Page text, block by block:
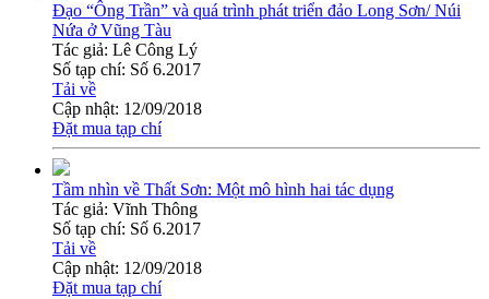
Đạo “Ông Trần” và quá trình phát triển đảo Long Sơn/ Núi
Nứa ở Vũng Tàu
Tác giả: Lê Công Lý
Số tạp chí: Số 6.2017
Tải về
Cập nhật: 12/09/2018
Đặt mua tạp chí
Tầm nhìn về Thất Sơn: Một mô hình hai tác dụng
Tác giả: Vĩnh Thông
Số tạp chí: Số 6.2017
Tải về
Cập nhật: 12/09/2018
Đặt mua tạp chí